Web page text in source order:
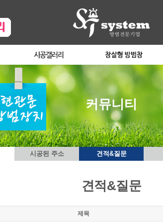
커뮤니티
시공된 주소 견적&질문
견적&질문
제목